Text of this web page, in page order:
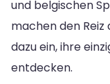
und belgischen
machen den
dazu ein, ihre
entdecken.